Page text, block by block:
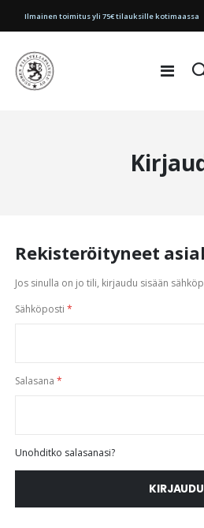
Ilmainen toimitus yli 75€ tilauksille kotimaassa
Toggle
Rekisteröityneet
Jos sinulla on jo tili, kirjaudu sisään
Sähköposti
Salasana
Unohditko salasanasi?
KIRJAUDU